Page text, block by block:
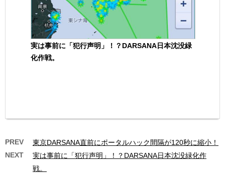
実は事前に「犯行声明」！？DARSANA日本沈没緑
化作戦。
PREV
東京DARSANA直前にポータルハック間隔が120秒に縮小！
NEXT
実は事前に「犯行声明」！？DARSANA日本沈没緑化作
戦。